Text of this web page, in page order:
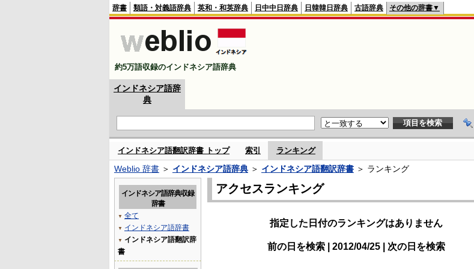
辞書 類語・対義語辞典 英和・和英辞典 日中中日辞典 日韓韓日辞典 古語辞典 その他の辞書▼
約5万語収録のインドネシア語辞典
インドネシア語辞
典
インドネシア語翻訳辞書 トップ 索引 ランキング
Weblio 辞書 ＞ インドネシア語辞典 ＞ インドネシア語翻訳辞書 ＞ ランキング
アクセスランキング
指定した日付のランキングはありません
前の日を検索 | 2012/04/25 | 次の日を検索
インドネシア語辞典収録
辞書
▼ 全て
▼ インドネシア語辞書
▼
インドネシア語翻訳辞
書